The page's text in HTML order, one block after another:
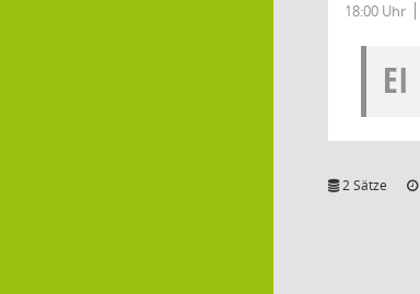
18:00 Uhr
EI
2 Sätze